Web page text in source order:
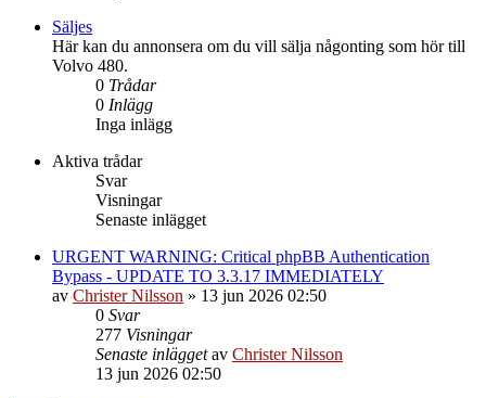
Säljes
Här kan du annonsera om du vill sälja någonting som hör till
Volvo 480.
0 Trådar
0 Inlägg
Inga inlägg
Aktiva trådar
Svar
Visningar
Senaste inlägget
URGENT WARNING: Critical phpBB Authentication
Bypass - UPDATE TO 3.3.17 IMMEDIATELY
av Christer Nilsson » 13 jun 2026 02:50
0 Svar
277 Visningar
Senaste inläggetav Christer Nilsson
13 jun 2026 02:50